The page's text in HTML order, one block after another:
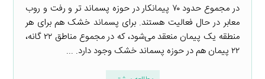
در مجموع حدود ۷۰ پیمانکار در حوزه پسماند تر و رفت و روب
معابر در حال فعالیت هستند. برای پسماند خشک هم برای هر
منطقه یک پیمان منعقد می‌شود، که در مجموع مناطق ۲۲ گانه،
۲۲ پیمان هم در حوزه پسماند خشک وجود دارد. ...